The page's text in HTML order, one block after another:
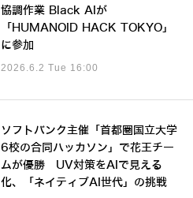
協調作業 Black AIが
「HUMANOID HACK TOKYO」
に参加
2026.6.2 Tue 16:00
ソフトバンク主催「首都圏国立大学
6校の合同ハッカソン」で花王チー
ムが優勝 UV対策をAIで見える
化、「ネイティブAI世代」の挑戦